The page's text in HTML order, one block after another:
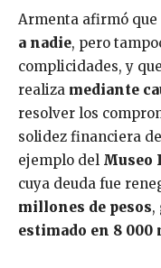
Armenta afirmó
a nadie, pero
complicidades, y
realiza mediante
resolver los
solidez financiera
ejemplo del Museo
cuya deuda fue
millones de pesos,
estimado en 8 000